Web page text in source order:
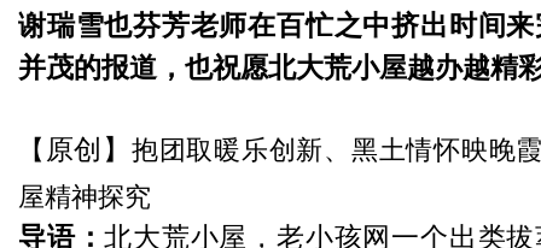
谢瑞雪也芬芳老师在百忙之中挤出时间
并茂的报道，也祝愿北大荒小屋越办越精
【 原创】 抱团取暖乐创新、黑土情怀映晚
屋精神探究
导语：北大荒小屋，老小孩网一个出类